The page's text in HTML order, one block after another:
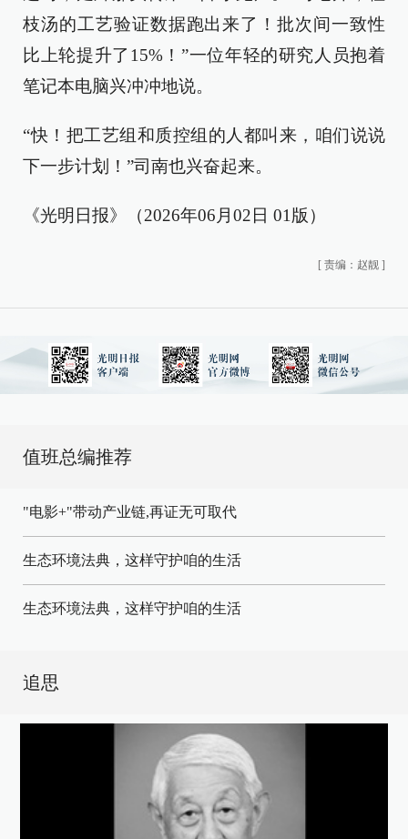
枝汤的工艺验证数据跑出来了！批次间一致性
比上轮提升了15%！”一位年轻的研究人员抱着
笔记本电脑兴冲冲地说。
“快！把工艺组和质控组的人都叫来，咱们说说
下一步计划！”司南也兴奋起来。
《光明日报》（2026年06月02日 01版）
[ 责编：赵靓 ]
值班总编推荐
"电影+"带动产业链,再证无可取代
生态环境法典，这样守护咱的生活
生态环境法典，这样守护咱的生活
追思